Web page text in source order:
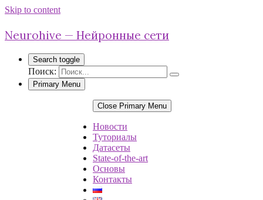
Skip to content
Neurohive — Нейронные сети
Search toggle
Поиск:
Primary Menu
Close Primary Menu
Новости
Туториалы
Датасеты
State-of-the-art
Основы
Контакты